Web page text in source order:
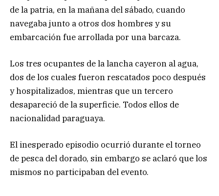
de la patria, en la mañana del sábado, cuando
navegaba junto a otros dos hombres y su
embarcación fue arrollada por una barcaza.
Los tres ocupantes de la lancha cayeron al agua,
dos de los cuales fueron rescatados poco después
y hospitalizados, mientras que un tercero
desapareció de la superficie. Todos ellos de
nacionalidad paraguaya.
El inesperado episodio ocurrió durante el torneo
de pesca del dorado, sin embargo se aclaró que los
mismos no participaban del evento.